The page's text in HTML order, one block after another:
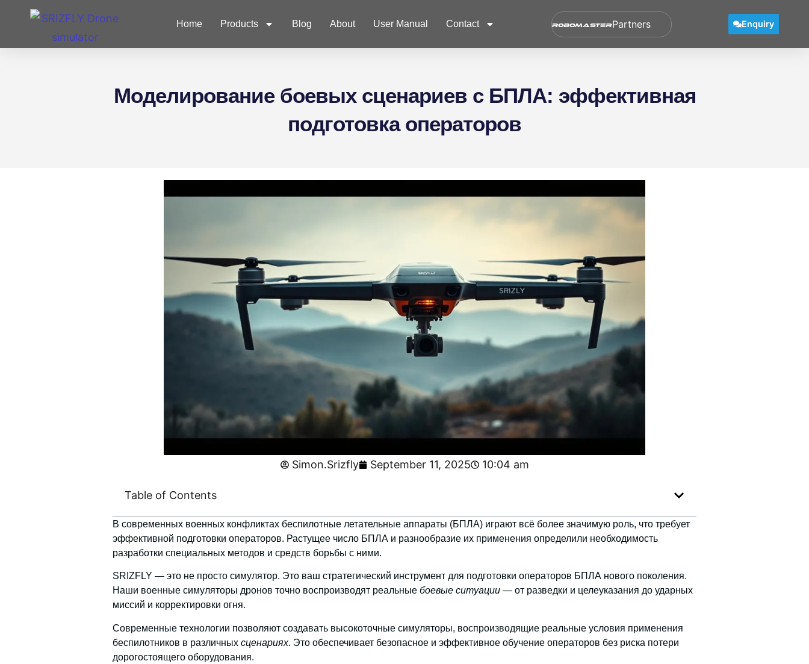
Home Products Blog About User Manual Contact
Partners Ecosystem Partners Ecosystem Enquiry
Моделирование боевых сценариев с БПЛА: эффективная
подготовка операторов
Simon.Srizfly September 11, 2025 10:04 am
Table of Contents
В современных военных конфликтах беспилотные летательные аппараты (БПЛА) играют всё более значимую роль, что требует
эффективной подготовки операторов. Растущее число БПЛА и разнообразие их применения определили необходимость
разработки специальных методов и средств борьбы с ними.
SRIZFLY — это не просто симулятор. Это ваш стратегический инструмент для подготовки операторов БПЛА нового поколения.
Наши военные симуляторы дронов точно воспроизводят реальные боевые ситуации — от разведки и целеуказания до ударных
миссий и корректировки огня.
Современные технологии позволяют создавать высокоточные симуляторы, воспроизводящие реальные условия применения
беспилотников в различных сценариях. Это обеспечивает безопасное и эффективное обучение операторов без риска потери
дорогостоящего оборудования.